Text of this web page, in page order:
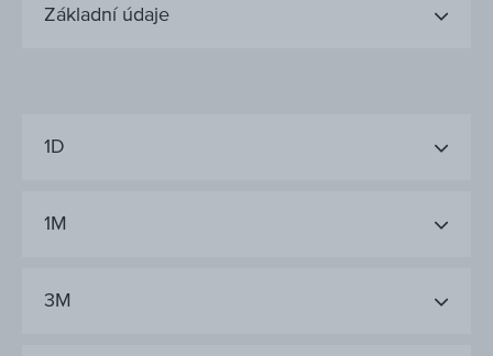
Základní údaje
1D
1M
3M